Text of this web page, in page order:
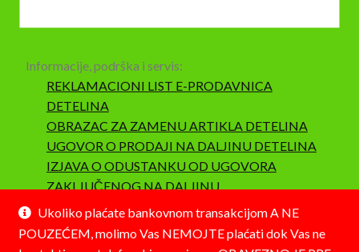
Ukoliko plaćate bankovnom transakcijom A NE
POUZEĆEM, molimo Vas NEMOJTE plaćati dok Vas ne
Informacije, podrška i servis:
REKLAMACIONI LIST E-PRODAVNICA
DETELINA
OBRAZAC ZA ZAMENU ARTIKLA DETELINA
UGOVOR O PRODAJI NA DALJINU DETELINA
IZJAVA O ODUSTANKU OD UGOVORA
ZAKLJUČENOG NA DALJINU
SAOBRAZNOST I REKLAMACIJA